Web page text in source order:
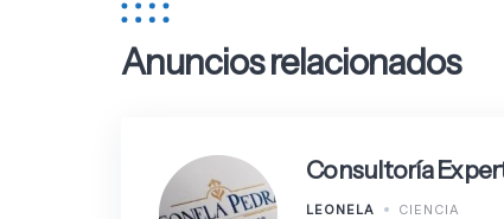
Anuncios relacionados
Consultoría
LEONELA CIENCIA